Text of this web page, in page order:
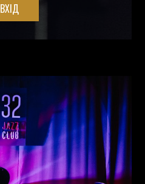
ВХІД